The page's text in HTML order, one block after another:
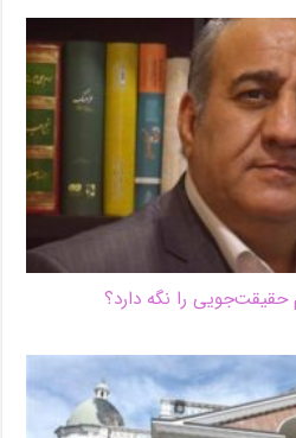
را نگه دارد؟